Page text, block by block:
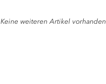
Keine weiteren Artikel vorhanden